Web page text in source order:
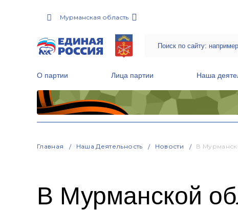
Мурманская область
О партии Лица партии Наша
Главная Наша Деятельность Новости В
В Мурманской